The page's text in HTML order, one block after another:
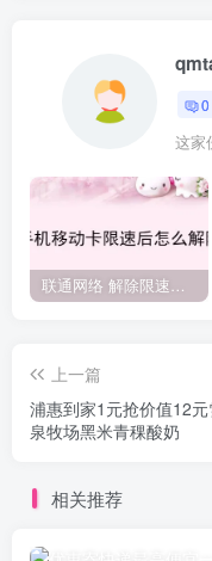
0
这家
联通网络 解除限速方法参考！畅享、畅玩、老白干等及其它地区自测了
上一篇
浦惠到家1元抢价值12
泉牧场黑米青稞酸奶
相关推荐